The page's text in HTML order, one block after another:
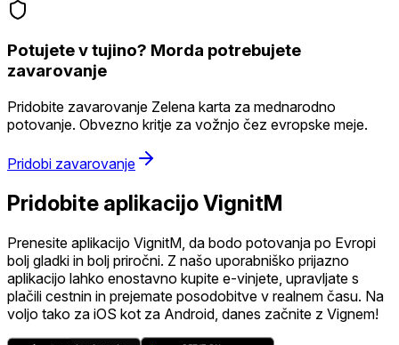
Potujete v tujino? Morda potrebujete
zavarovanje
Pridobite zavarovanje Zelena karta za mednarodno
potovanje. Obvezno kritje za vožnjo čez evropske meje.
Pridobi zavarovanje
Pridobite aplikacijo VignitM
Prenesite aplikacijo VignitM, da bodo potovanja po Evropi
bolj gladki in bolj priročni. Z našo uporabniško prijazno
aplikacijo lahko enostavno kupite e-vinjete, upravljate s
plačili cestnin in prejemate posodobitve v realnem času. Na
voljo tako za iOS kot za Android, danes začnite z Vignem!